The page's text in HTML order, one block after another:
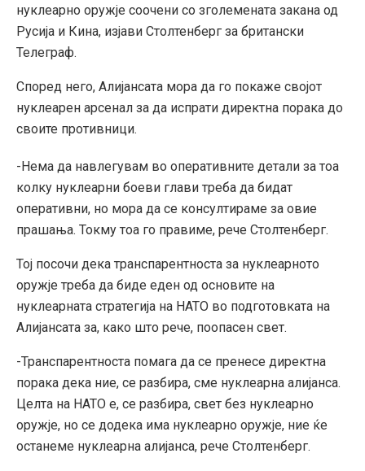
нуклеарно оружје соочени со зголемената закана од
Русија и Кина, изјави Столтенберг за британски
Телеграф.
Според него, Алијансата мора да го покаже својот
нуклеарен арсенал за да испрати директна порака до
своите противници.
-Нема да навлегувам во оперативните детали за тоа
колку нуклеарни боеви глави треба да бидат
оперативни, но мора да се консултираме за овие
прашања. Токму тоа го правиме, рече Столтенберг.
Тој посочи дека транспарентноста за нуклеарното
оружје треба да биде еден од основите на
нуклеарната стратегија на НАТО во подготовката на
Алијансата за, како што рече, поопасен свет.
-Транспарентноста помага да се пренесе директна
порака дека ние, се разбира, сме нуклеарна алијанса.
Целта на НАТО е, се разбира, свет без нуклеарно
оружје, но се додека има нуклеарно оружје, ние ќе
останеме нуклеарна алијанса, рече Столтенберг.